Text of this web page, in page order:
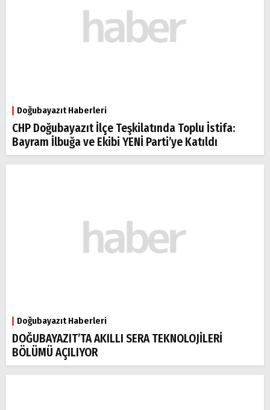
Doğubayazıt Haberleri
CHP Doğubayazıt İlçe Teşkilatında Toplu İstifa:
Bayram İlbuğa ve Ekibi YENİ Parti’ye Katıldı
Doğubayazıt Haberleri
DOĞUBAYAZIT’TA AKILLI SERA TEKNOLOJİLERİ
BÖLÜMÜ AÇILIYOR